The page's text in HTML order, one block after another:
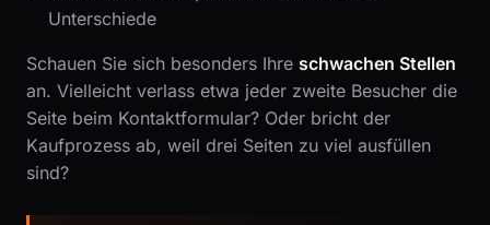
Unterschiede
Schauen Sie sich besonders Ihre schwachen Stellen
an. Vielleicht verlass etwa jeder zweite Besucher die
Seite beim Kontaktformular? Oder bricht der
Kaufprozess ab, weil drei Seiten zu viel ausfüllen
sind?